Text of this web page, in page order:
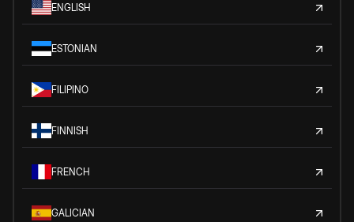
ENGLISH
ESTONIAN
FILIPINO
FINNISH
FRENCH
GALICIAN